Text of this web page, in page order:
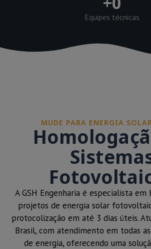
Equipes técnicas
MUDE PARA ENERGIA
A GSH Engenharia é especialista em
projetos de energia solar
protocolização em até 3 dias úteis.
Brasil, com atendimento em todas
de energia, oferecendo uma